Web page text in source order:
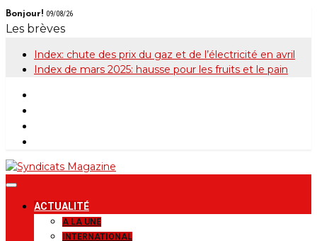
Skip
to
Bonjour! 09/08/26
Les brèves
Index: chute des prix du gaz et de l’électricité en avril
Index de mars 2025: hausse pour les fruits et le pain
Syndicats
Magazine
Le magazine de la FGTB
ACTUALITÉ
A LA UNE
INTERNATIONAL